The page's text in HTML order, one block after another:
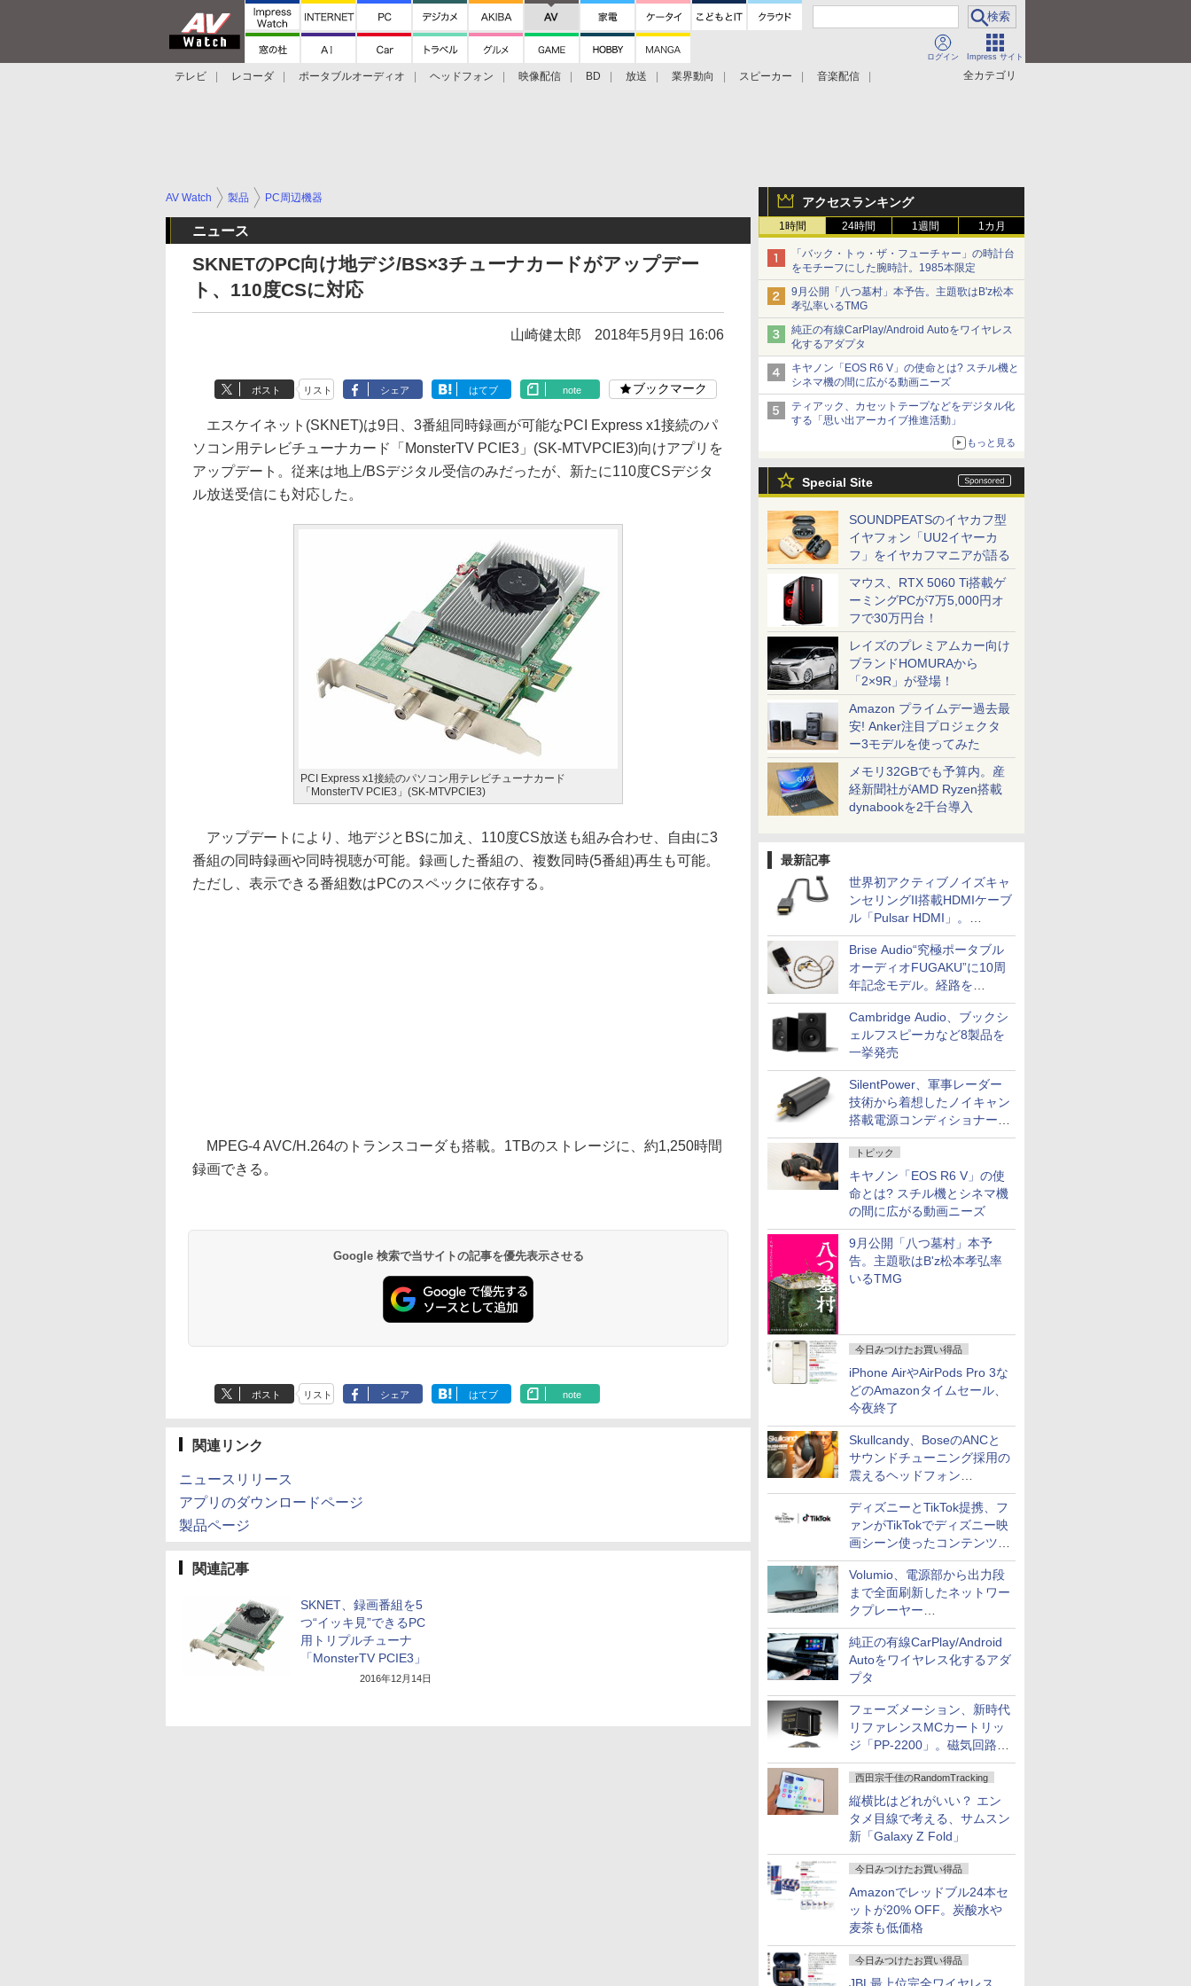
ログイン Impress サイト
全カテゴリ
テレビ レコーダ ポータブルオーディオ ヘッドフォン 映像配信 BD 放送 業界動向 スピーカー
音楽配信
アクセスランキング
1時間 24時間 1週間 1カ月
「バック・トゥ・ザ・フューチャー」の時計台
をモチーフにした腕時計。1985本限定
9月公開「八つ墓村」本予告。主題歌はB'z松本
孝弘率いるTMG
純正の有線CarPlay/Android Autoをワイヤレス
化するアダプタ
キヤノン「EOS R6 V」の使命とは? スチル機と
シネマ機の間に広がる動画ニーズ
ティアック、カセットテープなどをデジタル化
する「思い出アーカイブ推進活動」
もっと見る
Special Site
SOUNDPEATSのイヤカフ型
イヤフォン「UU2イヤーカ
フ」をイヤカフマニアが語る
マウス、RTX 5060 Ti搭載ゲ
ーミングPCが7万5,000円オ
フで30万円台！
レイズのプレミアムカー向け
ブランドHOMURAから
「2×9R」が登場！
Amazon プライムデー過去最
安! Anker注目プロジェクタ
ー3モデルを使ってみた
メモリ32GBでも予算内。産
経新聞社がAMD Ryzen搭載
dynabookを2千台導入
最新記事
世界初アクティブノイズキャ
ンセリングII搭載HDMIケーブ
ル「Pulsar HDMI」。
SilentPowerから
Brise Audio“究極ポータブル
オーディオFUGAKU”に10周
年記念モデル。経路を
NISHIKIで統一。400万円
Cambridge Audio、ブックシ
ェルフスピーカなど8製品を
一挙発売
SilentPower、軍事レーダー
技術から着想したノイキャン
搭載電源コンディショナー
「AC iPurifier2」
トピック
キヤノン「EOS R6 V」の使
命とは? スチル機とシネマ機
の間に広がる動画ニーズ
9月公開「八つ墓村」本予
告。主題歌はB'z松本孝弘率
いるTMG
今日みつけたお買い得品
iPhone AirやAirPods Pro 3な
どのAmazonタイムセール、
今夜終了
Skullcandy、BoseのANCと
サウンドチューニング採用の
震えるヘッドフォン
「Crusher 1080 ANC」
ディズニーとTikTok提携、フ
ァンがTikTokでディズニー映
画シーン使ったコンテンツ制
作、Disney+にも配信
Volumio、電源部から出力段
まで全面刷新したネットワー
クプレーヤー
「Primo（2026）」
純正の有線CarPlay/Android
Autoをワイヤレス化するアダ
プタ
フェーズメーション、新時代
リファレンスMCカートリッ
ジ「PP-2200」。磁気回路や
ハウジングを根本から見直し
西田宗千佳のRandomTracking
縦横比はどれがいい？ エン
タメ目線で考える、サムスン
新「Galaxy Z Fold」
今日みつけたお買い得品
Amazonでレッドブル24本セ
ットが20% OFF。炭酸水や
麦茶も低価格
今日みつけたお買い得品
AV Watch 製品 PC周辺機器
ニュース
SKNETのPC向け地デジ/BS×3チューナカードがアップデー
ト、110度CSに対応
山崎健太郎 2018年5月9日 16:06
ポスト リスト シェア はてブ note ブックマーク
エスケイネット(SKNET)は9日、3番組同時録画が可能なPCI Express x1接続のパ
ソコン用テレビチューナカード「MonsterTV PCIE3」(SK-MTVPCIE3)向けアプリを
アップデート。従来は地上/BSデジタル受信のみだったが、新たに110度CSデジタ
ル放送受信にも対応した。
PCI Express x1接続のパソコン用テレビチューナカード
「MonsterTV PCIE3」(SK-MTVPCIE3)
アップデートにより、地デジとBSに加え、110度CS放送も組み合わせ、自由に3
番組の同時録画や同時視聴が可能。録画した番組の、複数同時(5番組)再生も可能。
ただし、表示できる番組数はPCのスペックに依存する。
MPEG-4 AVC/H.264のトランスコーダも搭載。1TBのストレージに、約1,250時間
録画できる。
Google 検索で当サイトの記事を優先表示させる
ポスト リスト シェア はてブ note
関連リンク
ニュースリリース
アプリのダウンロードページ
製品ページ
関連記事
SKNET、録画番組を5
つ“イッキ見”できるPC
用トリプルチューナ
「MonsterTV PCIE3」
2016年12月14日